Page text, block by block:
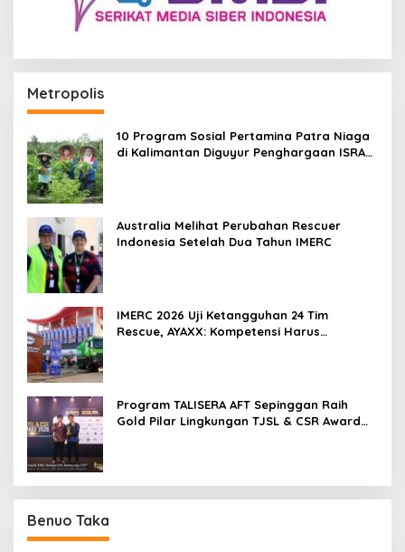
Metropolis
10 Program Sosial Pertamina Patra Niaga
di Kalimantan Diguyur Penghargaan ISRA
Australia Melihat Perubahan Rescuer
Indonesia Setelah Dua Tahun IMERC
IMERC 2026 Uji Ketangguhan 24 Tim
Rescue, AYAXX: Kompetensi Harus
Program TALISERA AFT Sepinggan Raih
Gold Pilar Lingkungan TJSL & CSR Award
Benuo Taka